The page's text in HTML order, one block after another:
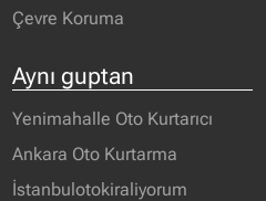
Çevre Koruma
Aynı guptan
Yenimahalle Oto Kurtarıcı
Ankara Oto Kurtarma
İstanbulotokiraliyorum